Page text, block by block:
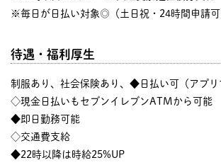
※毎日が日払い対象◎（土日祝・24時間申請可
待遇・福利厚生
制服あり、社会保険あり、◆日払い可（アプリ
◇現金日払いもセブンイレブンATMから可能
◆即日勤務可能
◇交通費支給
◆22時以降は時給25%UP